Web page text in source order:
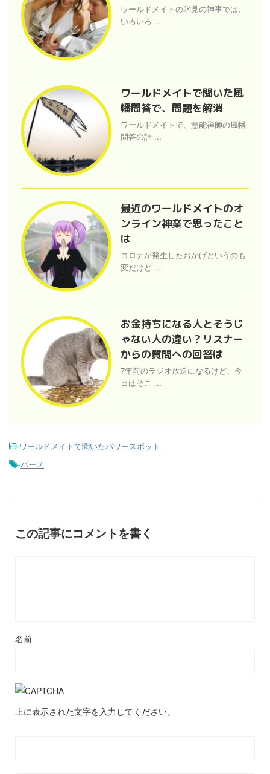
ワールドメイトの氷見の神事では、
いろいろ ...
ワールドメイトで聞いた風
幡問答で、問題を解消
ワールドメイトで、慧能禅師の風幡
問答の話 ...
最近のワールドメイトのオ
ンライン神業で思ったこと
は
コロナが発生したおかげというのも
変だけど ...
お金持ちになる人とそうじ
ゃない人の違い？リスナー
からの質問への回答は
7年前のラジオ放送になるけど、今
日はそこ ...
-ワールドメイトで聞いたパワースポット
-パース
この記事にコメントを書く
名前
上に表示された文字を入力してください。